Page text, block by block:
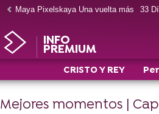
Maya Pixelskaya Una vuelta más 33
INFO
PREMIUM
CRISTO Y REY
Mejores momentos |